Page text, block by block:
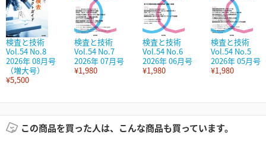
検査と技術
Vol.54 No.8
2026年 08月号
（増大号）
¥5,500
検査と技術
Vol.54 No.7
2026年 07月号
¥1,980
検査と技術
Vol.54 No.6
2026年 06月号
¥1,980
検査と技術
Vol.54 No.5
2026年 05月号
¥1,980
この商品を買った人は、こんな商品も買っています。